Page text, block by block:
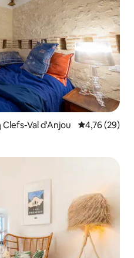
Clefs-Val d'Anjou Μέση
4,76 (29)